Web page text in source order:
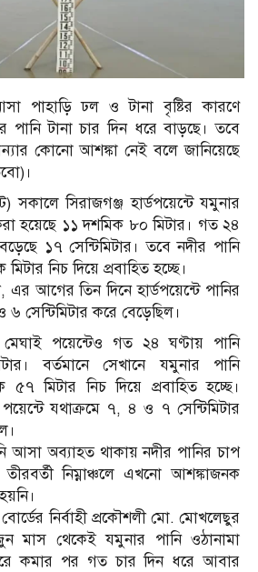
পাহাড়ি ঢল ও টানা বৃষ্টির কারণে
পানি টানা চার দিন ধরে বাড়ছে। তবে
কোনো আশঙ্কা নেই বলে জানিয়েছে
সিরাজগঞ্জ হার্ডপয়েন্টে যমুনার
হয়েছে ১১ দশমিক ৮০ মিটার। গত ২৪
১৭ সেন্টিমিটার। তবে নদীর পানি
নিচ দিয়ে প্রবাহিত হচ্ছে।
আগের তিন দিনে হার্ডপয়েন্টে পানির
সেন্টিমিটার করে বেড়েছিল।
পয়েন্টেও গত ২৪ ঘণ্টায় পানি
বর্তমানে সেখানে যমুনার পানি
মিটার নিচ দিয়ে প্রবাহিত হচ্ছে।
যথাক্রমে ৭, ৪ ও ৭ সেন্টিমিটার
আসা অব্যাহত থাকায় নদীর পানির চাপ
নিম্নাঞ্চলে এখনো আশঙ্কাজনক
নির্বাহী প্রকৌশলী মো. মোখলেছুর
মাস থেকেই যমুনার পানি ওঠানামা
কমার পর গত চার দিন ধরে আবার